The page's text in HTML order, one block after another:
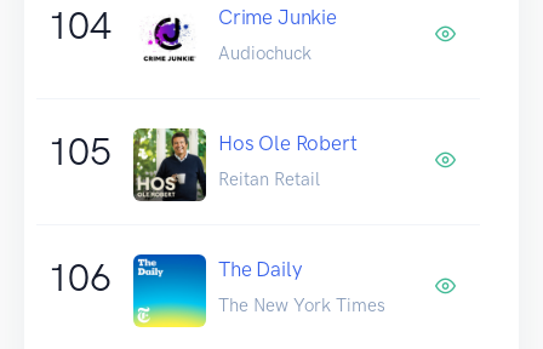
104 Crime Junkie
Audiochuck
105 Hos Ole Robert
Reitan Retail
106 The Daily
The New York Times